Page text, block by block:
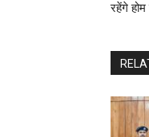
रहेंगे होम